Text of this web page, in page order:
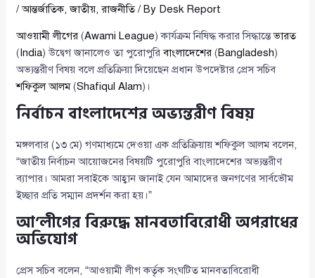
/আন্তর্জাতিক,জাতীয়,রাজনীতি/ By Desk Report
আওয়ামী লীগের (Awami League) কার্যক্রম নিষিদ্ধ করার সিদ্ধান্তেভারত
( India) উদ্বেগ জানালেও তা পুরোপুরিবাংলাদেশের (Bangladesh)
অভ্যন্তরীণ বিষয় বলে প্রতিক্রিয়া দিয়েছেন প্রধান উপদেষ্টার প্রেস সচিব
শফিকুল আলম(Shafiqul Alam)।
নির্বাচন বাংলাদেশের অভ্যন্তরীণ বিষয়
মঙ্গলবার (১৩ মে) গণমাধ্যমে দেওয়া এক প্রতিক্রিয়ায় শফিকুল আলম বলেন,
“জাতীয় নির্বাচন আয়োজনের বিষয়টি পুরোপুরি বাংলাদেশের অভ্যন্তরীণ
ব্যাপার। আমরা সবাইকে আহ্বান জানাই যেন আমাদের জনগণের সার্বভৌম
ইচ্ছার প্রতি সম্মান প্রদর্শন করা হয়।”
আ’লীগের বিরুদ্ধে মানবতাবিরোধী অপরাধের
অভিযোগ
প্রেস সচিব বলেন, “আওয়ামী লীগ কর্তৃক সংঘটিত মানবতাবিরোধী